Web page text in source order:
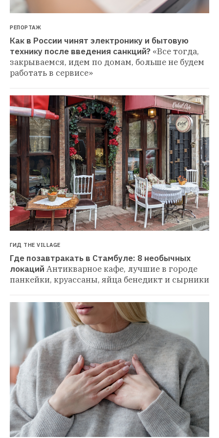
РЕПОРТАЖ
Как в России чинят электронику и бытовую
технику после введения санкций? «Все тогда,
закрываемся, идем по домам, больше не будем
работать в сервисе»
ГИД THE VILLAGE
Где позавтракать в Стамбуле: 8 необычных
локаций Антикварное кафе, лучшие в городе
панкейки, круассаны, яйца бенедикт и сырники